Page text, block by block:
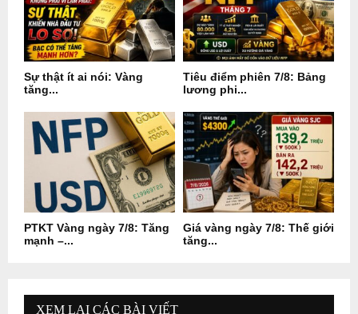
Sự thật ít ai nói: Vàng
tăng...
Tiêu điểm phiên 7/8: Bảng
lương phi...
PTKT Vàng ngày 7/8: Tăng
mạnh –...
Giá vàng ngày 7/8: Thế giới
tăng...
XEM LẠI CÁC BÀI VIẾT